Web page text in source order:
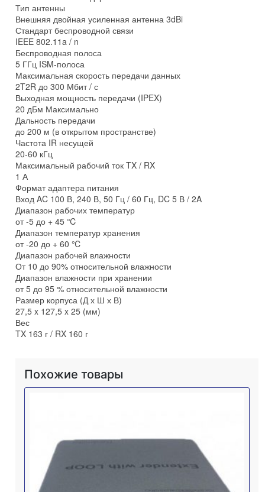
Тип антенны
Внешняя двойная усиленная антенна 3dBi
Стандарт беспроводной связи
IEEE 802.11a / n
Беспроводная полоса
5 ГГц ISM-полоса
Максимальная скорость передачи данных
2T2R до 300 Мбит / с
Выходная мощность передачи (IPEX)
20 дБм Максимально
Дальность передачи
до 200 м (в открытом пространстве)
Частота IR несущей
20-60 кГц
Максимальный рабочий ток TX / RX
1 А
Формат адаптера питания
Вход AC 100 В, 240 В, 50 Гц / 60 Гц, DC 5 В / 2A
Диапазон рабочих температур
от -5 до + 45 ℃
Диапазон температур хранения
от -20 до + 60 ℃
Диапазон рабочей влажности
От 10 до 90% относительной влажности
Диапазон влажности при хранении
от 5 до 95 % относительной влажности
Размер корпуса (Д х Ш х В)
27,5 x 127,5 x 25 (мм)
Вес
TX 163 г / RX 160 г
Похожие товары